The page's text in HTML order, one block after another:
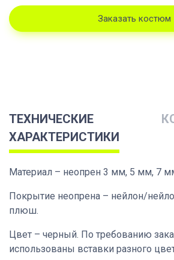
Заказать костюм
ТЕХНИЧЕСКИЕ
ХАРАКТЕРИСТИКИ
Материал – неопрен 3 мм, 5 мм, 7
Покрытие неопрена – нейлон/
плюш.
Цвет – черный. По требованию
использованы вставки разного